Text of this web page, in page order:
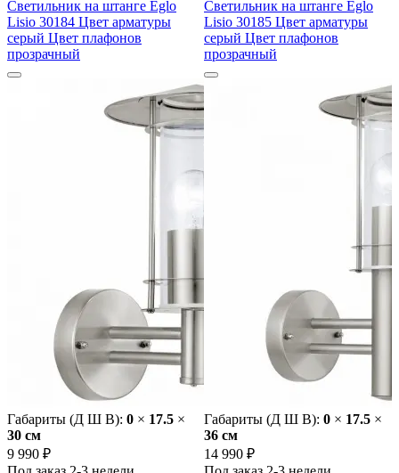
Светильник на штанге Eglo
Lisio 30184 Цвет арматуры
серый Цвет плафонов
прозрачный
Габариты (Д Ш В): 0 × 17.5 ×
30 cм
9 990 ₽
Светильник на штанге Eglo
Lisio 30185 Цвет арматуры
серый Цвет плафонов
прозрачный
Габариты (Д Ш В): 0 × 17.5 ×
36 cм
14 990 ₽